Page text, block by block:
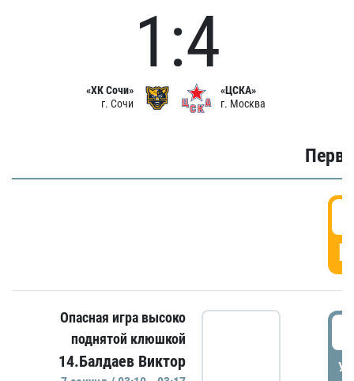
«ХК Сочи»
г. Сочи
1:4
«ЦСКА»
г. Москва
Опасная игра высоко
поднятой клюшкой
14.Балдаев Виктор